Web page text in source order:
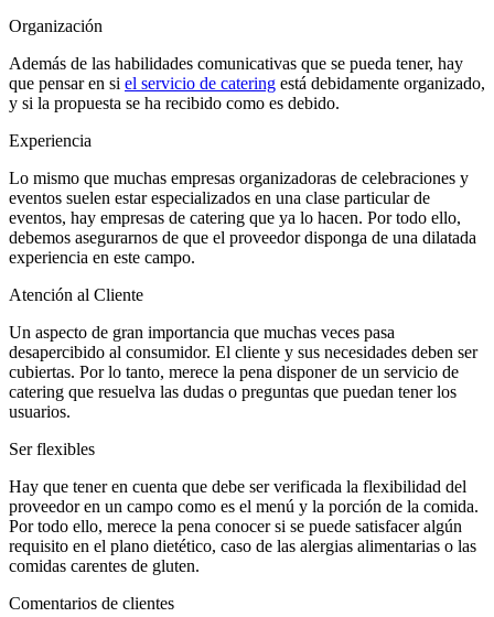
Organización
Además de las habilidades comunicativas que se pueda tener, hay
que pensar en si el servicio de catering está debidamente organizado,
y si la propuesta se ha recibido como es debido.
Experiencia
Lo mismo que muchas empresas organizadoras de celebraciones y
eventos suelen estar especializados en una clase particular de
eventos, hay empresas de catering que ya lo hacen. Por todo ello,
debemos asegurarnos de que el proveedor disponga de una dilatada
experiencia en este campo.
Atención al Cliente
Un aspecto de gran importancia que muchas veces pasa
desapercibido al consumidor. El cliente y sus necesidades deben ser
cubiertas. Por lo tanto, merece la pena disponer de un servicio de
catering que resuelva las dudas o preguntas que puedan tener los
usuarios.
Ser flexibles
Hay que tener en cuenta que debe ser verificada la flexibilidad del
proveedor en un campo como es el menú y la porción de la comida.
Por todo ello, merece la pena conocer si se puede satisfacer algún
requisito en el plano dietético, caso de las alergias alimentarias o las
comidas carentes de gluten.
Comentarios de clientes